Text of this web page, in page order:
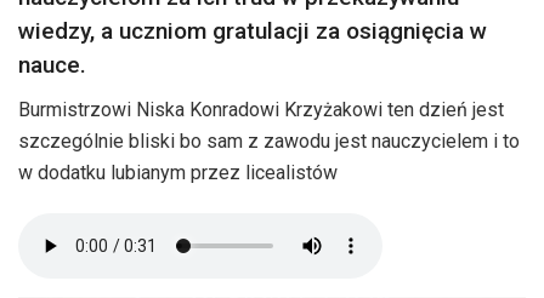
wiedzy, a uczniom gratulacji za osiągnięcia w
nauce.
Burmistrzowi Niska Konradowi Krzyżakowi ten dzień jest
szczególnie bliski bo sam z zawodu jest nauczycielem i to
w dodatku lubianym przez licealistów